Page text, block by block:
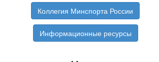
Коллегия Минспорта России
Информационные ресурсы